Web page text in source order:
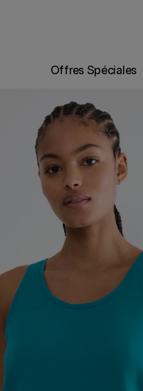
Offres Spéciales